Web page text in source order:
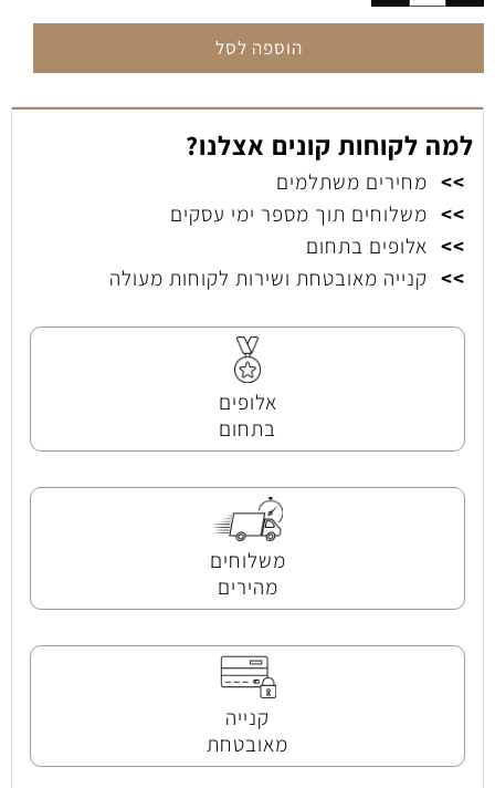
הוספה לסל
למה לקוחות קונים אצלנו?
>> מחירים משתלמים
>> משלוחים תוך מספר ימי עסקים
>> אלופים בתחום
>> קנייה מאובטחת ושירות לקוחות מעולה
אלופים
בתחום
משלוחים
מהירים
קנייה
מאובטחת